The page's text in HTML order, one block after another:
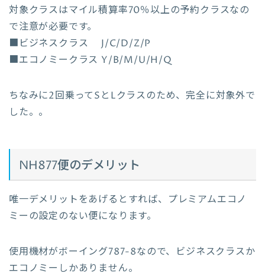
対象クラスはマイル積算率70％以上の予約クラスなの
で注意が必要です。
■ビジネスクラス J/C/D/Z/P
■エコノミークラス Y/B/M/U/H/Q
ちなみに2回乗ってSとLクラスのため、完全に対象外で
した。。
NH877便のデメリット
唯一デメリットをあげるとすれば、プレミアムエコノ
ミーの設定のない便になります。
使用機材がボーイング787-8なので、ビジネスクラスか
エコノミーしかありません。